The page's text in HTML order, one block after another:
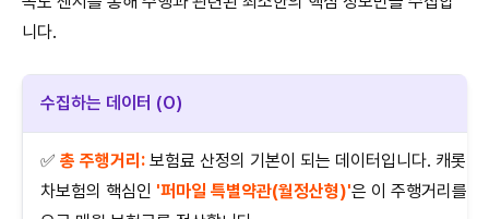
니다.
수집하는 데이터 (O)
✅ 총 주행거리: 보험료 산정의 기본이 되는 데이터입니다. 캐롯
차보험의 핵심인 '퍼마일 특별약관(월정산형)'은 이 주행거리를